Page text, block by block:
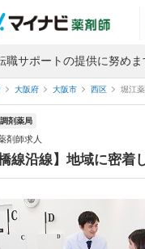
職サポートの提供に努めま
大阪府 大阪市 西区 堀江
調剤薬局
剤師求人
線沿線】地域に密着